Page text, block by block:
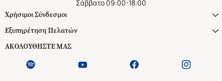
Σάββατο 09:00-18:00
Χρήσιμοι Σύνδεσμοι
Εξυπηρέτηση Πελατών
ΑΚΟΛΟΥΘΗΣΤΕ ΜΑΣ